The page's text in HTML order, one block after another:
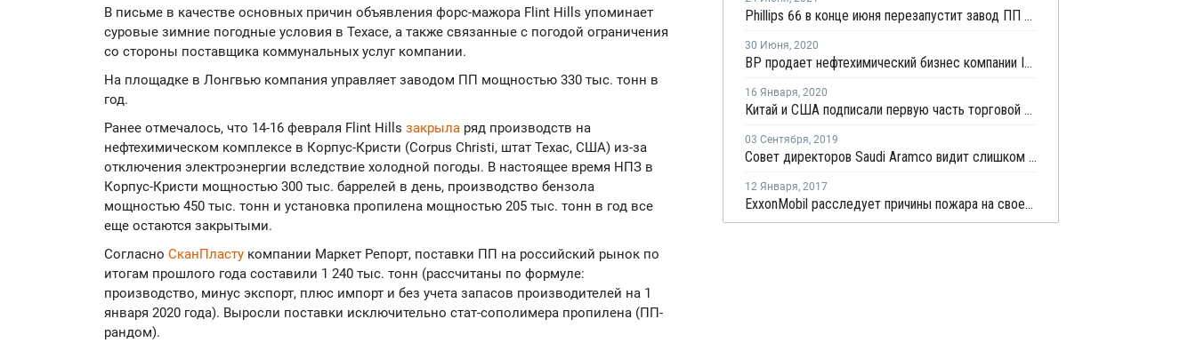
В письме в качестве основных причин объявления форс-мажора Flint Hills упоминает
суровые зимние погодные условия в Техасе, а также связанные с погодой ограничения
со стороны поставщика коммунальных услуг компании.
На площадке в Лонгвью компания управляет заводом ПП мощностью 330 тыс. тонн в
год.
Ранее отмечалось, что 14-16 февраля Flint Hills закрыла ряд производств на
нефтехимическом комплексе в Корпус-Кристи (Corpus Christi, штат Техас, США) из-за
отключения электроэнергии вследствие холодной погоды. В настоящее время НПЗ в
Корпус-Кристи мощностью 300 тыс. баррелей в день, производство бензола
мощностью 450 тыс. тонн и установка пропилена мощностью 205 тыс. тонн в год все
еще остаются закрытыми.
Согласно СканПласту компании Маркет Репорт, поставки ПП на российский рынок по
итогам прошлого года составили 1 240 тыс. тонн (рассчитаны по формуле:
производство, минус экспорт, плюс импорт и без учета запасов производителей на 1
января 2020 года). Выросли поставки исключительно стат-сополимера пропилена (ПП-
рандом).
Phillips 66 в конце июня перезапустит завод ПП в Нью-Джерси после ремонта
30 Июня, 2020
BP продает нефтехимический бизнес компании Ineos
16 Января, 2020
Китай и США подписали первую часть торговой сделки
03 Сентября, 2019
Совет директоров Saudi Aramco видит слишком много рисков для IPO в Нью-Йорке
12 Января, 2017
ExxonMobil расследует причины пожара на своем нефтекомплексе в Сингапуре